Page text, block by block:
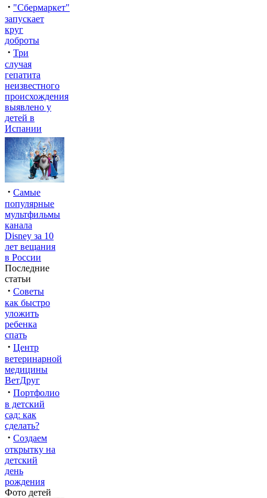
· "Сбермаркет"
запускает
круг
доброты
· Три
случая
гепатита
неизвестного
происхождения
выявлено у
детей в
Испании
· Самые
популярные
мультфильмы
канала
Disney за 10
лет вещания
в России
Последние
статьи
· Советы
как быстро
уложить
ребенка
спать
· Центр
ветеринарной
медицины
ВетДруг
· Портфолио
в детский
сад: как
сделать?
· Создаем
открытку на
детский
день
рождения
Фото детей